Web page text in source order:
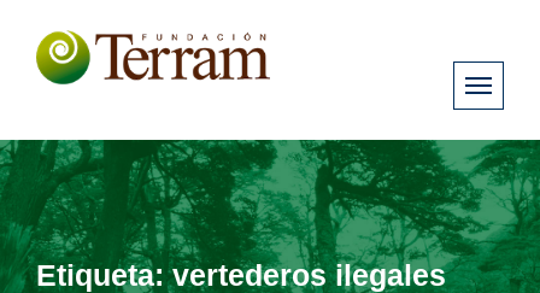
Etiqueta:vertederos ilegales